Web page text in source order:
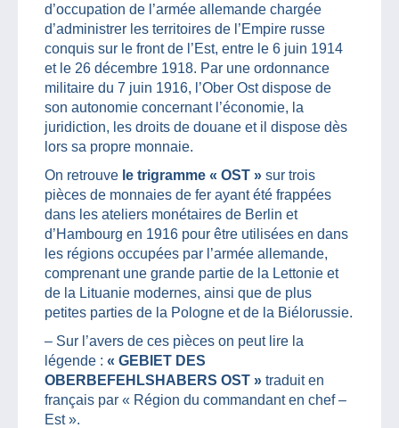
d’occupation de l’armée allemande chargée
d’administrer les territoires de l’Empire russe
conquis sur le front de l’Est, entre le 6 juin 1914
et le 26 décembre 1918. Par une ordonnance
militaire du 7 juin 1916, l’Ober Ost dispose de
son autonomie concernant l’économie, la
juridiction, les droits de douane et il dispose dès
lors sa propre monnaie.
On retrouve le trigramme « OST » sur trois
pièces de monnaies de fer ayant été frappées
dans les ateliers monétaires de Berlin et
d’Hambourg en 1916 pour être utilisées en dans
les régions occupées par l’armée allemande,
comprenant une grande partie de la Lettonie et
de la Lituanie modernes, ainsi que de plus
petites parties de la Pologne et de la Biélorussie.
– Sur l’avers de ces pièces on peut lire la
légende : « GEBIET DES
OBERBEFEHLSHABERS OST » traduit en
français par « Région du commandant en chef –
Est ».